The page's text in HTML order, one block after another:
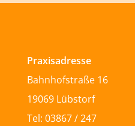
Praxisadresse
Bahnhofstraße 16
19069 Lübstorf
Tel: 03867 / 247